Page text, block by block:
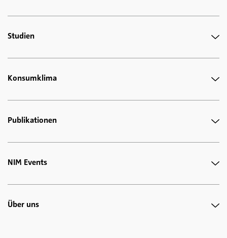
Studien
Konsumklima
Publikationen
NIM Events
Über uns